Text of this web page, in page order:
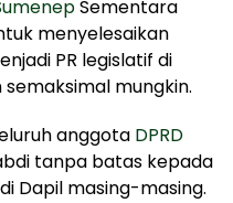
Sementara
menyelesaikan
PR legislatif di
mungkin.
anggota DPRD
tanpa batas kepada
Dapil masing-masing.